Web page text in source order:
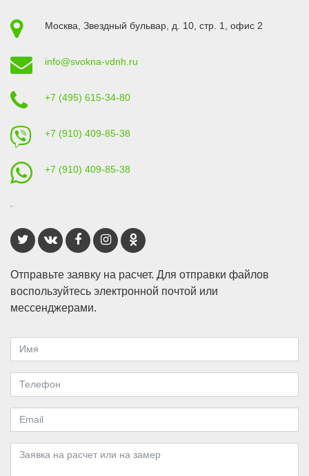
Москва Звездный бульвар, д. 10, стр. 1 , офис 2
info@svokna-vdnh.ru
+7 (495) 615-34-80
+7 (910) 409-85-38
+7 (910) 409-85-38
Отправьте заявку на расчет. Для отправки файлов
воспользуйтесь электронной почтой или
мессенджерами.